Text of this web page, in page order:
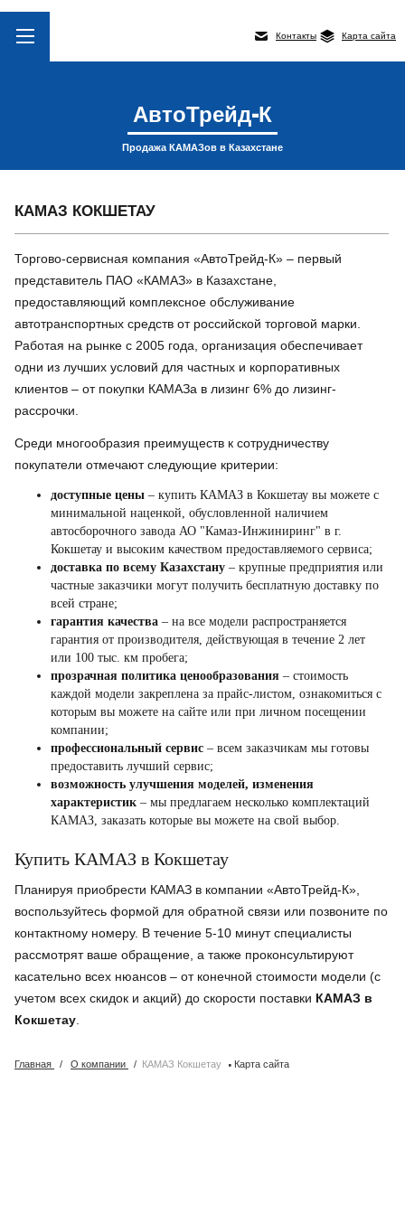
Контакты Карта сайта
АвтоТрейд-К
Продажа КАМАЗов в Казахстане
КАМАЗ КОКШЕТАУ
Торгово-сервисная компания «АвтоТрейд-К» – первый
представитель ПАО «КАМАЗ» в Казахстане,
предоставляющий комплексное обслуживание
автотранспортных средств от российской торговой марки.
Работая на рынке с 2005 года, организация обеспечивает
одни из лучших условий для частных и корпоративных
клиентов – от покупки КАМАЗа в лизинг 6% до лизинг-
рассрочки.
Среди многообразия преимуществ к сотрудничеству
покупатели отмечают следующие критерии:
доступные цены – купить КАМАЗ в Кокшетау вы можете с
минимальной наценкой, обусловленной наличием
автосборочного завода АО "Камаз-Инжиниринг" в г.
Кокшетау и высоким качеством предоставляемого сервиса;
доставка по всему Казахстану – крупные предприятия или
частные заказчики могут получить бесплатную доставку по
всей стране;
гарантия качества – на все модели распространяется
гарантия от производителя, действующая в течение 2 лет
или 100 тыс. км пробега;
прозрачная политика ценообразования – стоимость
каждой модели закреплена за прайс-листом, ознакомиться с
которым вы можете на сайте или при личном посещении
компании;
профессиональный сервис – всем заказчикам мы готовы
предоставить лучший сервис;
возможность улучшения моделей, изменения
характеристик – мы предлагаем несколько комплектаций
КАМАЗ, заказать которые вы можете на свой выбор.
Купить КАМАЗ в Кокшетау
Планируя приобрести КАМАЗ в компании «АвтоТрейд-К»,
воспользуйтесь формой для обратной связи или позвоните по
контактному номеру. В течение 5-10 минут специалисты
рассмотрят ваше обращение, а также проконсультируют
касательно всех нюансов – от конечной стоимости модели (с
учетом всех скидок и акций) до скорости поставки КАМАЗ в
Кокшетау
Главная / О компании / КАМАЗ Кокшетау · Карта сайта